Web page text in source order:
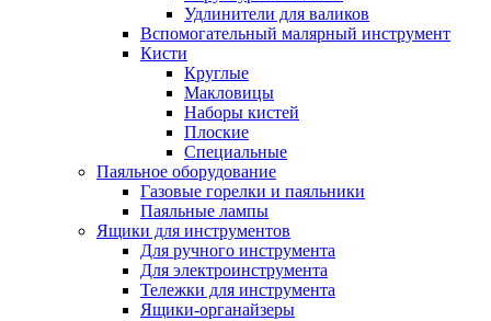
Удлинители для валиков
Вспомогательный малярный инструмент
Кисти
Круглые
Макловицы
Наборы кистей
Плоские
Специальные
Паяльное оборудование
Газовые горелки и паяльники
Паяльные лампы
Ящики для инструментов
Для ручного инструмента
Для электроинструмента
Тележки для инструмента
Ящики-органайзеры